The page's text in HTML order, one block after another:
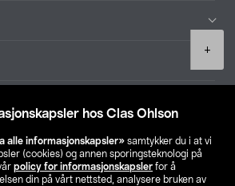
hos Clas Ohlson
alle informasjonskapsler» samtykker du i at vi
(cookies) og annen sporingsteknologi på
policy for informasjonskapsler for å
din på vårt nettsted, analysere bruken av
+
Finn din butikk